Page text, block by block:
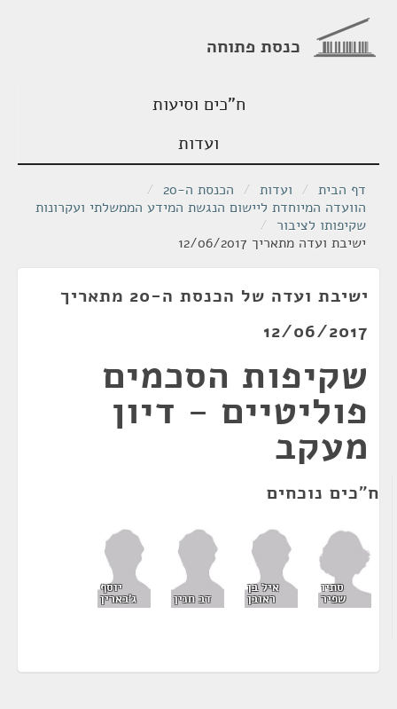
כנסת פתוחה
ח"כים וסיעות
ועדות
דף הבית / ועדות / הכנסת ה-20
/
הוועדה המיוחדת ליישום הנגשת המידע הממשלתי ועקרונות
שקיפותו לציבור /
ישיבת ועדה מתאריך 12/06/2017
ישיבת ועדה של הכנסת ה-20 מתאריך
12/06/2017
שקיפות הסכמים
פוליטיים - דיון
מעקב
ח"כים נוכחים
סתיו
שפיר
איל בן
ראובן דב חנין
יוסף
ג'בארין